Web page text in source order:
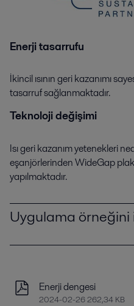
Enerji tasarrufu
İkincil ısının geri kazanımı
tasarruf sağlanmaktadır.
Teknoloji değişimi
Isı geri kazanım yetenekleri
eşanjörlerinden WideGap
yapılmaktadır.
Uygulama örneğini
Enerji dengesi
2024-02-26 262,34 KB